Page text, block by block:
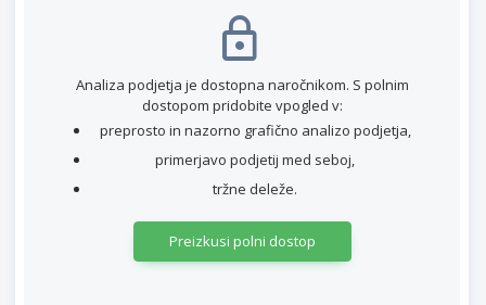
Analiza podjetja je dostopna naročnikom. S polnim
dostopom pridobite vpogled v:
preprosto in nazorno grafično analizo podjetja,
primerjavo podjetij med seboj,
tržne deleže.
Preizkusi polni dostop